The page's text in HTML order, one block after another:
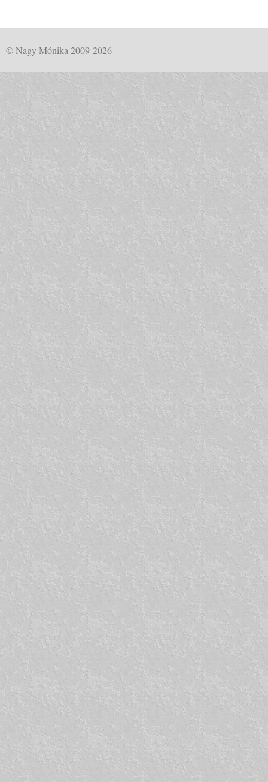
© Nagy Mónika 2009-2026